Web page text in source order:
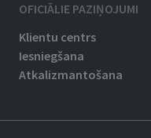
OFICIĀLIE PAZIŅOJUMI
Klientu centrs
Iesniegšana
Atkalizmantošana